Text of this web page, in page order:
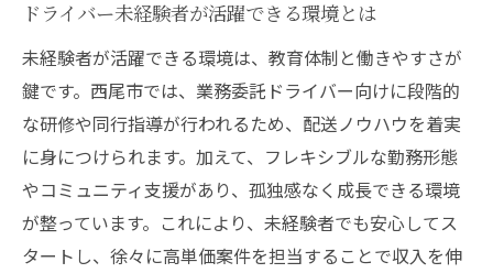
ドライバー未経験者が活躍できる環境とは
未経験者が活躍できる環境は、教育体制と働きやすさが
鍵です。西尾市では、業務委託ドライバー向けに段階的
な研修や同行指導が行われるため、配送ノウハウを着実
に身につけられます。加えて、フレキシブルな勤務形態
やコミュニティ支援があり、孤独感なく成長できる環境
が整っています。これにより、未経験者でも安心してス
タートし、徐々に高単価案件を担当することで収入を伸